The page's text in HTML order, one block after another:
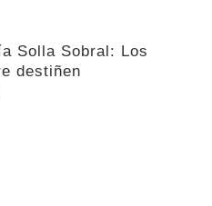
Solla Sobral: Los
destiñen